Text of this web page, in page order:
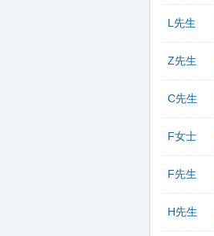
L先生
Z先生
C先生
F女士
F先生
H先生